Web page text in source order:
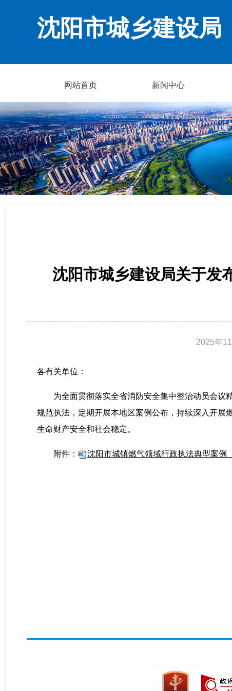
沈阳市城乡建设局
网站首页 新闻中心
沈阳市城乡建设局关于发
2025年
各有关单位：
为全面贯彻落实全省消防安全集中整治动员会议
规范执法，定期开展本地区案例公布，持续深入开展
生命财产安全和社会稳定。
附件： 沈阳市城镇燃气领域行政执法典型案例